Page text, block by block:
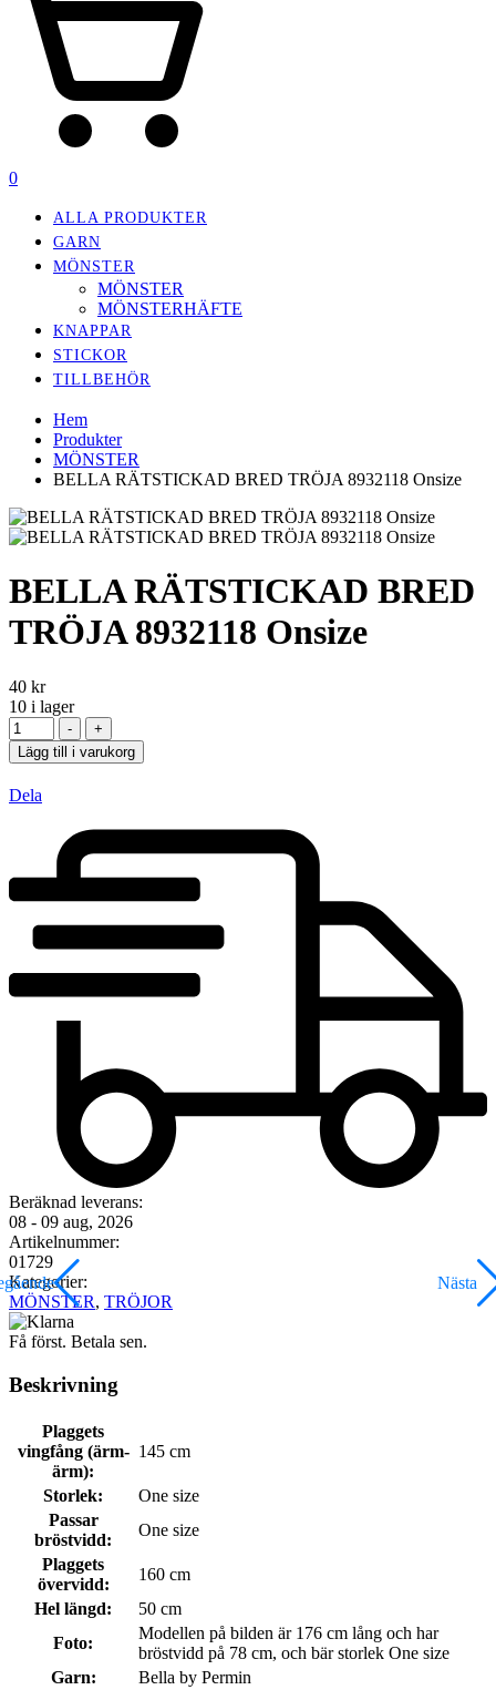
0
ALLA PRODUKTER
GARN
MÖNSTER
MÖNSTER
MÖNSTERHÄFTE
KNAPPAR
STICKOR
TILLBEHÖR
Hem
Produkter
MÖNSTER
BELLA RÄTSTICKAD BRED TRÖJA 8932118 Onsize
BELLA RÄTSTICKAD BRED
TRÖJA 8932118 Onsize
40 kr
10 i lager
-
+
Lägg till i varukorg
Dela
Beräknad leverans:
08 - 09 aug, 2026
Artikelnummer:
01729
Kategorier:
MÖNSTER, TRÖJOR
Få först. Betala sen.
Beskrivning
Plaggets
vingfång (ärm-
ärm):
145 cm
Storlek:
One size
Passar
bröstvidd:
One size
Plaggets
övervidd:
160 cm
Hel längd:
50 cm
Foto:
Modellen på bilden är 176 cm lång och har
bröstvidd på 78 cm, och bär storlek One size
Garn:
Bella by Permin
Nästa